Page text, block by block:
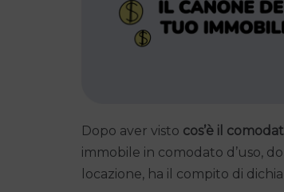
Dopo aver visto cos’è il
immobile in comodato d’uso,
locazione, ha il compito di